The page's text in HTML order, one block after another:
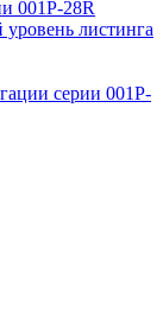
001P-28R
листинга
серии 001P-